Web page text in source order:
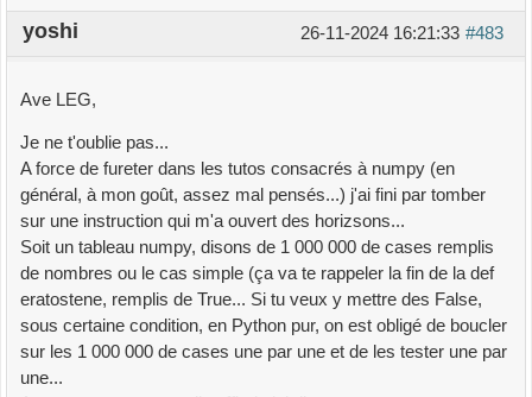
#483
26-11-2024 16:21:33
yoshi
Ave LEG,
Je ne t'oublie pas...
A force de fureter dans les tutos consacrés à numpy (en
général, à mon goût, assez mal pensés...) j'ai fini par tomber
sur une instruction qui m'a ouvert des horizsons...
Soit un tableau numpy, disons de 1 000 000 de cases remplis
de nombres ou le cas simple (ça va te rappeler la fin de la def
eratostene, remplis de True... Si tu veux y mettre des False,
sous certaine condition, en Python pur, on est obligé de boucler
sur les 1 000 000 de cases une par une et de les tester une par
une...